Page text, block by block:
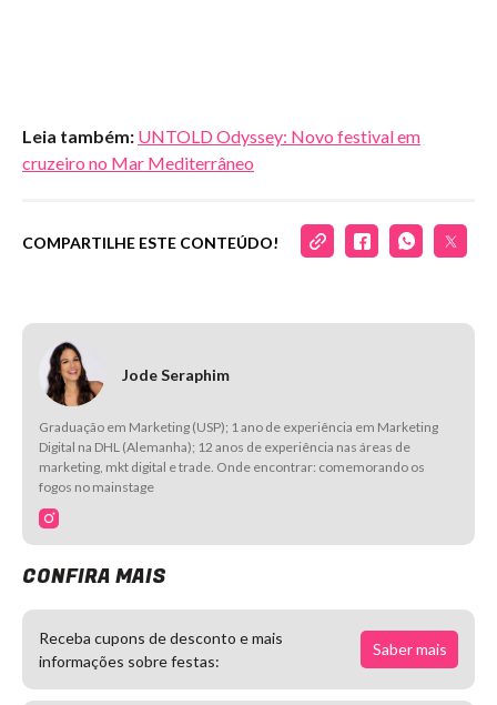
Leia também: UNTOLD Odyssey: Novo festival em
cruzeiro no Mar Mediterrâneo
COMPARTILHE ESTE CONTEÚDO!
Jode Seraphim
Graduação em Marketing (USP); 1 ano de experiência em Marketing
Digital na DHL (Alemanha); 12 anos de experiência nas áreas de
marketing, mkt digital e trade. Onde encontrar: comemorando os
fogos no mainstage
CONFIRA MAIS
Receba cupons de desconto e mais
informações sobre festas:
Saber mais